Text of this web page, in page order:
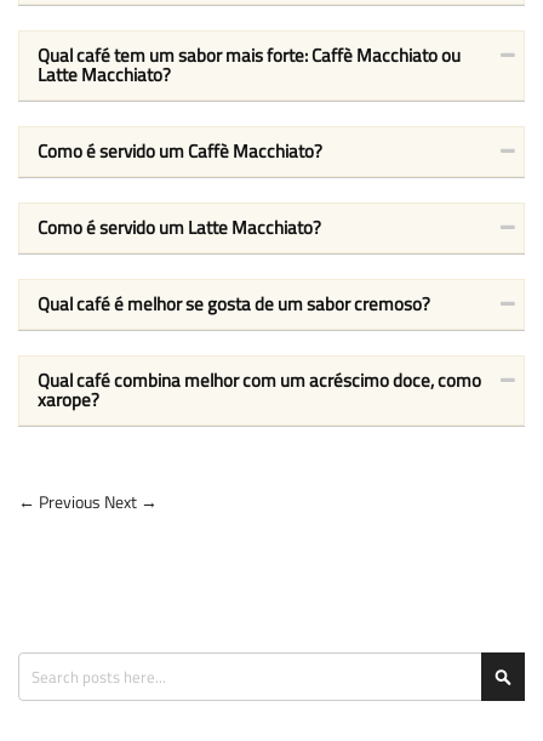
Qual café tem um sabor mais forte: Caffè Macchiato ou
Latte Macchiato?
Como é servido um Caffè Macchiato?
Como é servido um Latte Macchiato?
Qual café é melhor se gosta de um sabor cremoso?
Qual café combina melhor com um acréscimo doce, como
xarope?
← Previous Next →
Search